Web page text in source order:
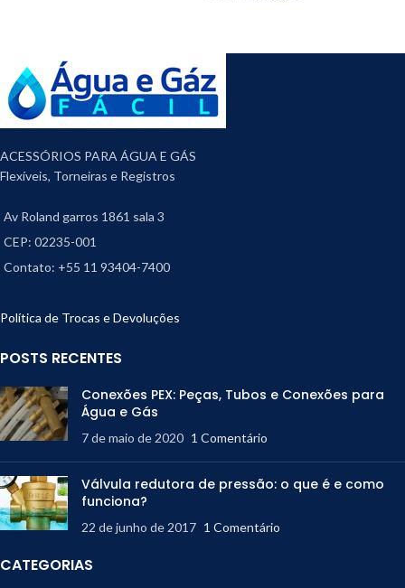
ACESSÓRIOS PARA ÁGUA E GÁS
Flexíveis, Torneiras e Registros
Av Roland garros 1861 sala 3
CEP: 02235-001
Contato: +55 11 93404-7400
Política de Trocas e Devoluções
POSTS RECENTES
Conexões PEX: Peças, Tubos e Conexões para
Água e Gás
7 de maio de 2020 1 Comentário
Válvula redutora de pressão: o que é e como
funciona?
22 de junho de 2017 1 Comentário
CATEGORIAS